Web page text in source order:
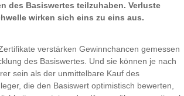
des Basiswertes teilzuhaben. Verluste
wirken sich eins zu eins aus.
verstärken Gewinnchancen gemessen
des Basiswertes. Und sie können je nach
sein als der unmittelbare Kauf des
die den Basiswert optimistisch bewerten,